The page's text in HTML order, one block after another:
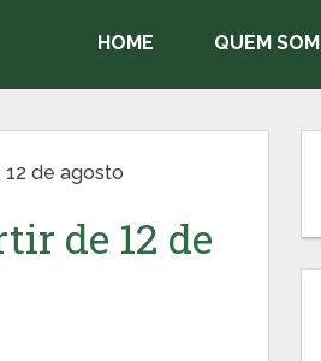
HOME QUEM
12 de agosto
de 12 de